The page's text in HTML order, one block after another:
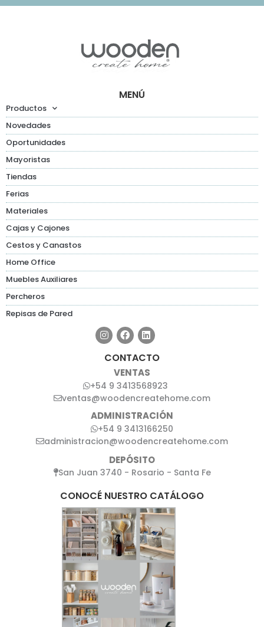
MENÚ
Productos
Novedades
Oportunidades
Mayoristas
Tiendas
Ferias
Materiales
Cajas y Cajones
Cestos y Canastos
Home Office
Muebles Auxiliares
Percheros
Repisas de Pared
CONTACTO
VENTAS
+54 9 3413568923
ventas@woodencreatehome.com
ADMINISTRACIÓN
+54 9 3413166250
administracion@woodencreatehome.com
DEPÓSITO
San Juan 3740 - Rosario - Santa Fe
CONOCÉ NUESTRO CATÁLOGO